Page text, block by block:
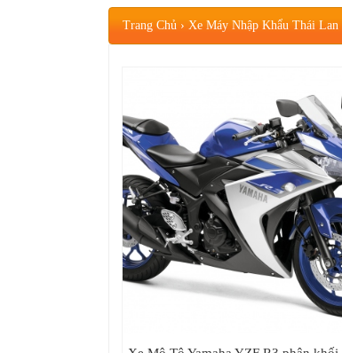
Trang Chủ › Xe Máy Nhập Khẩu Thái Lan